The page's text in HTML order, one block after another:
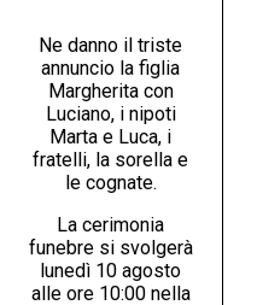
Ne danno il triste
annuncio la figlia
Margherita con
Luciano, i nipoti
Marta e Luca, i
fratelli, la sorella e
le cognate.
La cerimonia
funebre si svolgerà
lunedì 10 agosto
alle ore 10:00 nella